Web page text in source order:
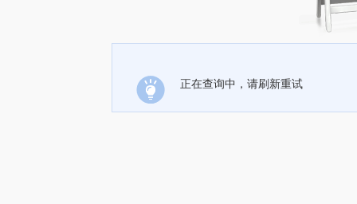
正在查询中，请刷新重试